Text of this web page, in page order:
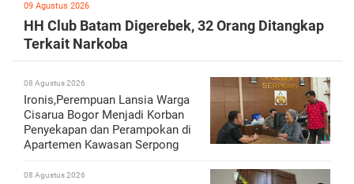
09 Agustus 2026
HH Club Batam Digerebek, 32 Orang Ditangkap
Terkait Narkoba
08 Agustus 2026
Ironis,Perempuan Lansia Warga
Cisarua Bogor Menjadi Korban
Penyekapan dan Perampokan di
Apartemen Kawasan Serpong
08 Agustus 2026